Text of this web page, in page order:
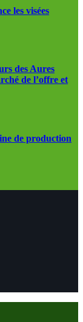
les visées
des Aures
de l’offre et
de production